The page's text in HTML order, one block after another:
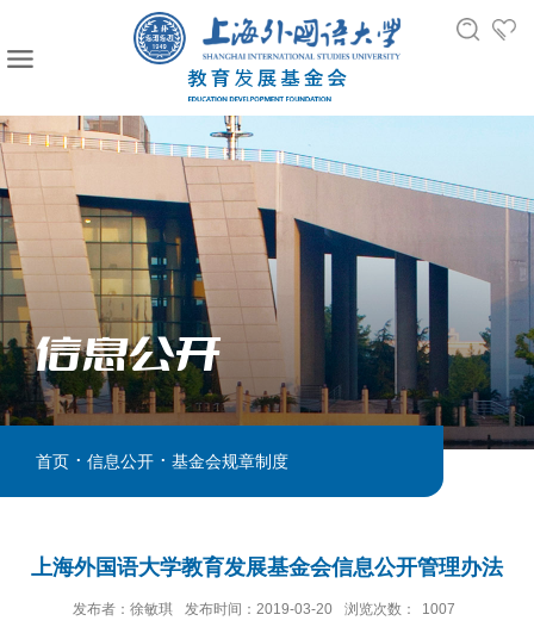
信息公开
首页 . 信息公开 . 基金会规章制度
上海外国语大学教育发展基金会信息公开管理办法
发布者：徐敏琪 发布时间：2019-03-20 浏览次数： 1007